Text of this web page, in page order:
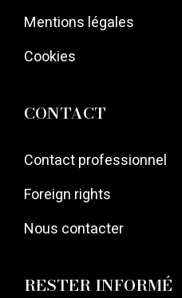
Mentions légales
Cookies
CONTACT
Contact professionnel
Foreign rights
Nous contacter
RESTER INFORMÉ